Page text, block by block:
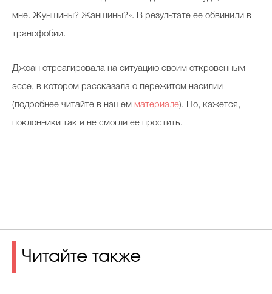
мне. Жунщины? Жанщины?». В результате ее обвинили в
трансфобии.
Джоан отреагировала на ситуацию своим откровенным
эссе, в котором рассказала о пережитом насилии
(подробнее читайте в нашем материале). Но, кажется,
поклонники так и не смогли ее простить.
Читайте также